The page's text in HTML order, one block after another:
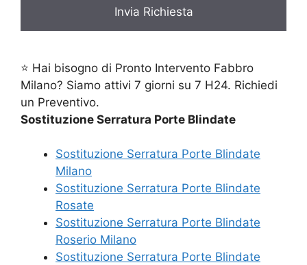
⭐ Hai bisogno di Pronto Intervento Fabbro
Milano? Siamo attivi 7 giorni su 7 H24. Richiedi
un Preventivo.
Sostituzione Serratura Porte Blindate
Sostituzione Serratura Porte Blindate
Milano
Sostituzione Serratura Porte Blindate
Rosate
Sostituzione Serratura Porte Blindate
Roserio Milano
Sostituzione Serratura Porte Blindate